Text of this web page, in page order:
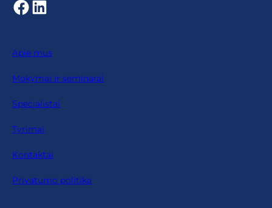
Facebook LinkedIn
Apie mus
Mokymai ir seminarai
Specialistai
Tyrimai
Kontaktai
Privatumo politika